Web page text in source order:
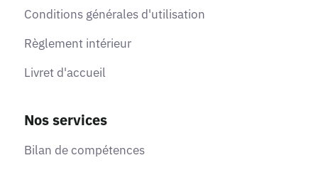
Conditions générales d'utilisation
Règlement intérieur
Livret d'accueil
Nos services
Bilan de compétences